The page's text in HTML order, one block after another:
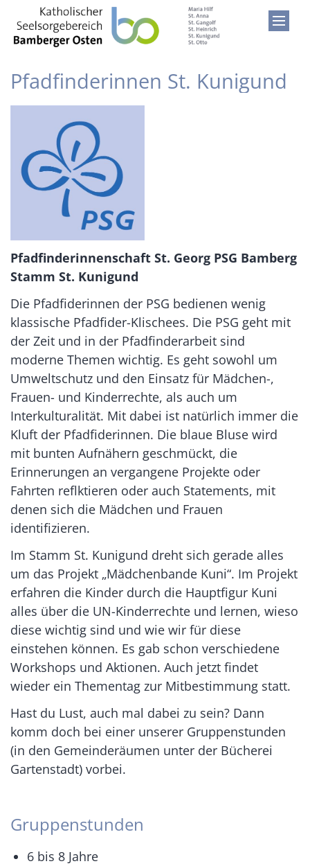
Zum Inhalt springen
Pfadfinderinnen St. Kunigund
Pfadfinderinnenschaft St. Georg PSG Bamberg
Stamm St. Kunigund
Die Pfadfiderinnen der PSG bedienen wenig
klassische Pfadfider-Klischees. Die PSG geht mit
der Zeit und in der Pfadfinderarbeit sind
moderne Themen wichtig. Es geht sowohl um
Umweltschutz und den Einsatz für Mädchen-,
Frauen- und Kinderrechte, als auch um
Interkulturalität. Mit dabei ist natürlich immer die
Kluft der Pfadfiderinnen. Die blaue Bluse wird
mit bunten Aufnähern geschmückt, die
Erinnerungen an vergangene Projekte oder
Fahrten reflktieren oder auch Statements, mit
denen sich die Mädchen und Frauen
identifizieren.
Im Stamm St. Kunigund dreht sich gerade alles
um das Projekt „Mädchenbande Kuni“. Im Projekt
erfahren die Kinder durch die Hauptfigur Kuni
alles über die UN-Kinderrechte und lernen, wieso
diese wichtig sind und wie wir für diese
einstehen können. Es gab schon verschiedene
Workshops und Aktionen. Auch jetzt findet
wieder ein Thementag zur Mitbestimmung statt.
Hast du Lust, auch mal dabei zu sein? Dann
komm doch bei einer unserer Gruppenstunden
(in den Gemeinderäumen unter der Bücherei
Gartenstadt) vorbei.
Gruppenstunden
6 bis 8 Jahre